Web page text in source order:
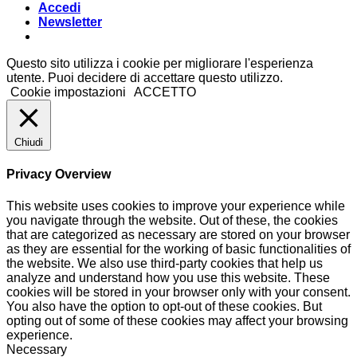
Accedi
Newsletter
Questo sito utilizza i cookie per migliorare l'esperienza
utente. Puoi decidere di accettare questo utilizzo.
Cookie impostazioni
ACCETTO
Chiudi
Privacy Overview
This website uses cookies to improve your experience while
you navigate through the website. Out of these, the cookies
that are categorized as necessary are stored on your browser
as they are essential for the working of basic functionalities of
the website. We also use third-party cookies that help us
analyze and understand how you use this website. These
cookies will be stored in your browser only with your consent.
You also have the option to opt-out of these cookies. But
opting out of some of these cookies may affect your browsing
experience.
Necessary